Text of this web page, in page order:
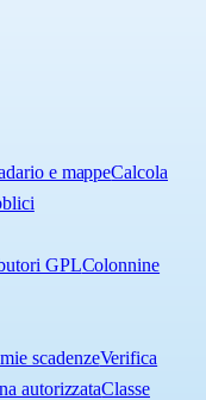
e mappeCalcola
GPLColonnine
scadenzeVerifica
autorizzataClasse